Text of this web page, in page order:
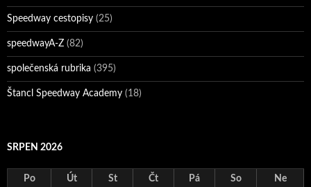
Speedway cestopisy (25)
speedwayA-Z (82)
společenská rubrika (395)
Štancl Speedway Academy (18)
SRPEN 2026
Po Út St Čt Pá So Ne